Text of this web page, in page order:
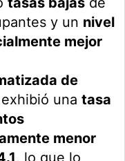
y un nivel
mejor
de
unatasa
menor
, lo que lo